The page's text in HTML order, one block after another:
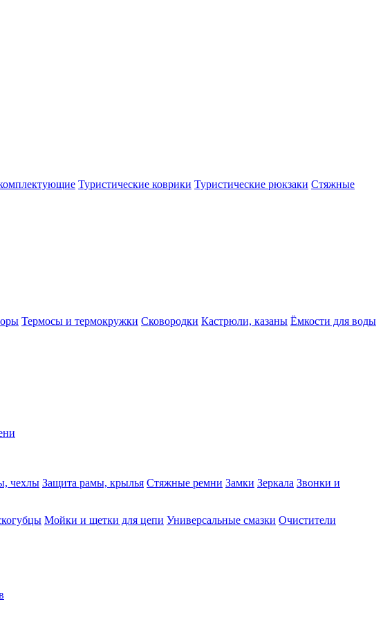
Туристические коврики Туристические рюкзаки Стяжные
Термосы и термокружки Сковородки Кастрюли, казаны Ёмкости для воды
чехлы Защита рамы, крылья Стяжные ремни Замки Зеркала Звонки и
Мойки и щетки для цепи Универсальные смазки Очистители